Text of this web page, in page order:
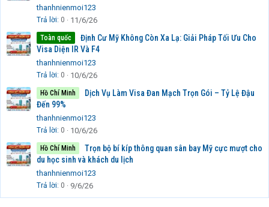
thanhnienmoi123
Trả lời 0 11/6/26
Toàn quốc
Định Cư Mỹ Không Còn Xa Lạ: Giải Pháp Tối Ưu Cho
Visa Diện IR Và F4
thanhnienmoi123
Trả lời 0 10/6/26
Hồ Chí Minh
Dịch Vụ Làm Visa Đan Mạch Trọn Gói – Tỷ Lệ Đậu
Đến 99%
thanhnienmoi123
Trả lời 0 10/6/26
Hồ Chí Minh
Trọn bộ bí kíp thông quan sân bay Mỹ cực mượt cho
du học sinh và khách du lịch
thanhnienmoi123
Trả lời 0 9/6/26